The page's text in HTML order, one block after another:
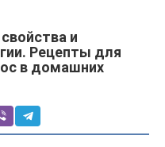
и
Рецепты для
в домашних